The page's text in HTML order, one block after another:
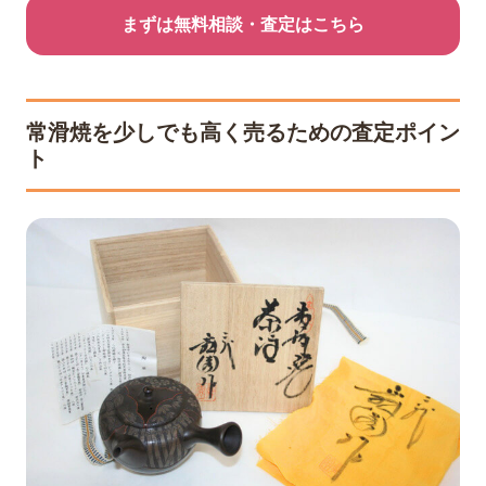
まずは無料相談・査定はこちら
常滑焼を少しでも高く売るための査定ポイン
ト